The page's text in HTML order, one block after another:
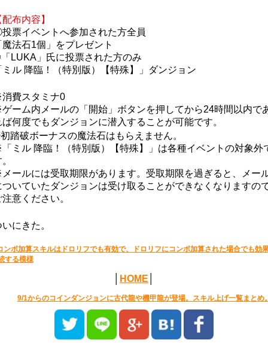
布内容】
票イベントへ参加された方全員
魔法石1個」をプレゼント
LUKA」氏に投票された方のみ
ミル 降臨！（特別版）【特殊】」ダンジョン
費スタミナ0
ーム内メールの「開始」ボタンを押してから24時間以内で
ば何度でもダンジョンに潜入することが可能です。
踏破ボーナスの魔法石はもらえません。
ミル 降臨！（特別版）【特殊】」は各種イベントの対象外
ールには受取期限があります。受取期限を過ぎると、メー
ついていたダンジョンは受け取ることができなくなりますの
注意ください。
にきた。
ンボ加算スキルはドロリフでも有効で、ドロリフにコンボ加算された場合でも効
する模様
HOME
9/1からのコインダンジョンに古代龍や機甲龍が登場。スキル上げ一覧まとめ。